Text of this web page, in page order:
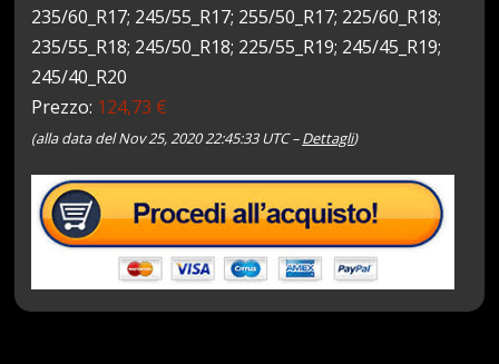
235/60_R17; 245/55_R17; 255/50_R17; 225/60_R18;
235/55_R18; 245/50_R18; 225/55_R19; 245/45_R19;
245/40_R20
Prezzo: 124,73 €
(alla data del Nov 25, 2020 22:45:33 UTC –Dettagli)